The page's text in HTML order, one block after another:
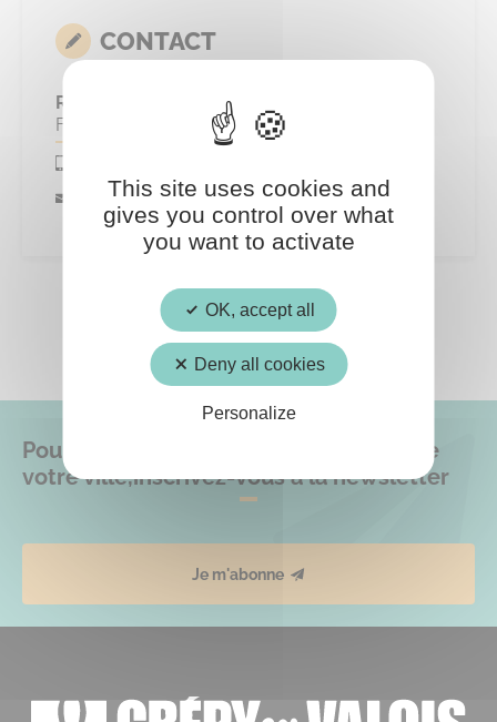
CONTACT
Responsable
Franck LEJEUNE
franck.lejeune@laposte.net
Pour ne rien manquer des actualités de
votre ville,inscrivez-vous à la newsletter
Je m'abonne
This site uses cookies and
gives you control over what
you want to activate
OK, accept all
Deny all cookies
Personalize